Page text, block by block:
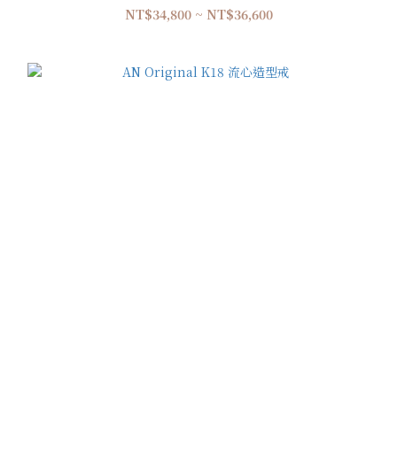
NT$34,800 ~ NT$36,600